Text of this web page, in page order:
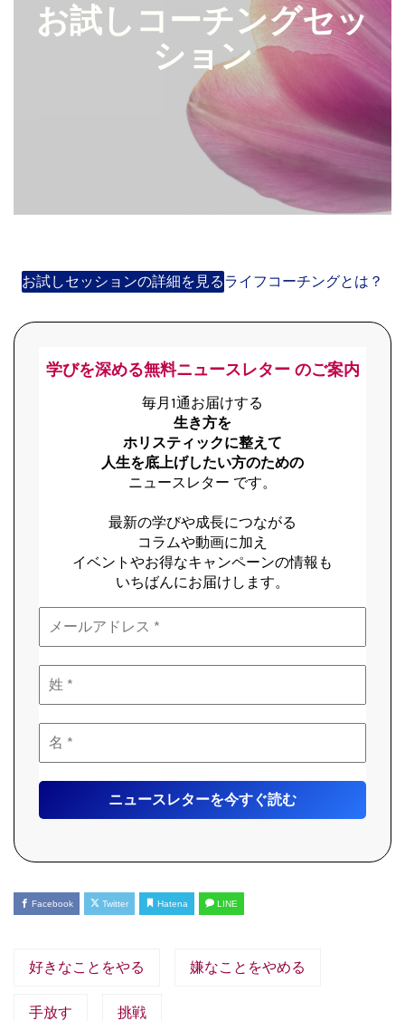
お試しコーチングセッ
ション
お試しセッションの詳細を見るライフコーチングとは？
学びを深める無料ニュースレター のご案内
毎月1通お届けする
生き方を
ホリスティックに整えて
人生を底上げしたい方のための
ニュースレター です。
最新の学びや成長につながる
コラムや動画に加え
イベントやお得なキャンペーンの情報も
いちばんにお届けします。
Facebook Twitter Hatena LINE
好きなことをやる 嫌なことをやめる
手放す 挑戦